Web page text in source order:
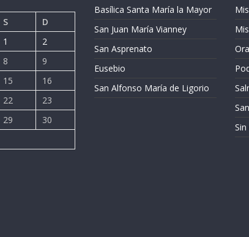
S
D
1
2
8
9
15
16
22
23
29
30
Basílica Santa María la Mayor
San Juan María Vianney
San Asprenato
Eusebio
San Alfonso María de Ligorio